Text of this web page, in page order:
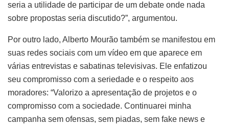
seria a utilidade de participar de um debate onde nada
sobre propostas seria discutido?”, argumentou.
Por outro lado, Alberto Mourão também se manifestou em
suas redes sociais com um vídeo em que aparece em
várias entrevistas e sabatinas televisivas. Ele enfatizou
seu compromisso com a seriedade e o respeito aos
moradores: “Valorizo a apresentação de projetos e o
compromisso com a sociedade. Continuarei minha
campanha sem ofensas, sem piadas, sem fake news e